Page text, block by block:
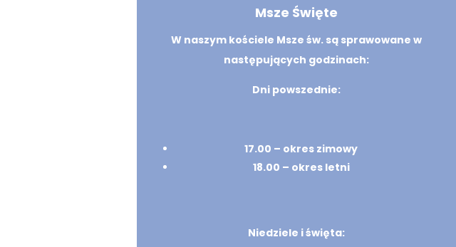
Msze Święte
W naszym kościele Msze św. są sprawowane w
następujących godzinach:
Dni powszednie:
17.00 – okres zimowy
18.00 – okres letni
Niedziele i święta: